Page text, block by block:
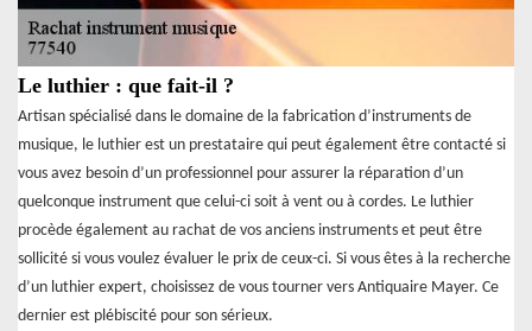
Le luthier : que fait-il ?
Artisan spécialisé dans le domaine de la fabrication d’instruments de
musique, le luthier est un prestataire qui peut également être contacté si
vous avez besoin d’un professionnel pour assurer la réparation d’un
quelconque instrument que celui-ci soit à vent ou à cordes. Le luthier
procède également au rachat de vos anciens instruments et peut être
sollicité si vous voulez évaluer le prix de ceux-ci. Si vous êtes à la recherche
d’un luthier expert, choisissez de vous tourner vers Antiquaire Mayer. Ce
dernier est plébiscité pour son sérieux.